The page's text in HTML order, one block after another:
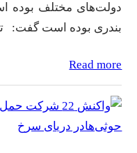
دولت‌های مختلف بوده
بندری بوده است گفت:
Read more